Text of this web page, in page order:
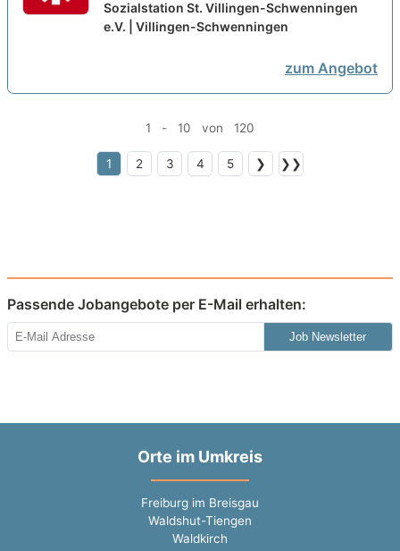
neuer Arbeitsplatz in einem
eingespielten Team! neu
Sozialstation St. Villingen-Schwenningen
e.V. | Villingen-Schwenningen
zum Angebot
1 - 10 von 120
1 2 3 4 5 ❯ ❯❯
Passende Jobangebote per E-Mail erhalten:
Job Newsletter
Orte im Umkreis
Freiburg im Breisgau
Waldshut-Tiengen
Waldkirch